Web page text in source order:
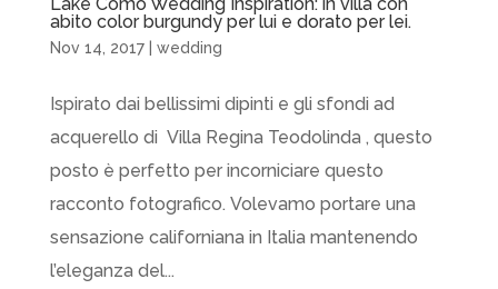
abito color burgundy per lui e dorato per lei.
Nov 14, 2017| wedding
Ispirato dai bellissimi dipinti e gli sfondi ad
acquerello di Villa Regina Teodolinda , questo
posto è perfetto per incorniciare questo
racconto fotografico. Volevamo portare una
sensazione californiana in Italia mantenendo
l’eleganza del...